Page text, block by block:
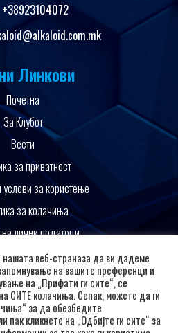
+38923104072
Линкови
Почетна
За Клубот
Вести
за приватност
услови за користење
за колачиња
лични податоци
од
веб-страназа да ви дадеме
на вашите преференци и
на „Прифати ги сите“, се
СИТЕ колачиња. Сепак, можете да ги
за да обезбедите
пак кликнете на „Одбијте ги сите“ за